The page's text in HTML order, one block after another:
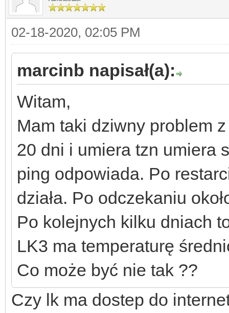
02-18-2020, 02:05 PM
marcinb napisał(a):
Witam,
Mam taki dziwny problem
20 dni i umiera tzn umiera
ping odpowiada. Po
działa. Po odczekaniu
Po kolejnych kilku dniach
LK3 ma temperaturę
Co może być nie tak ??
Czy lk ma dostep do